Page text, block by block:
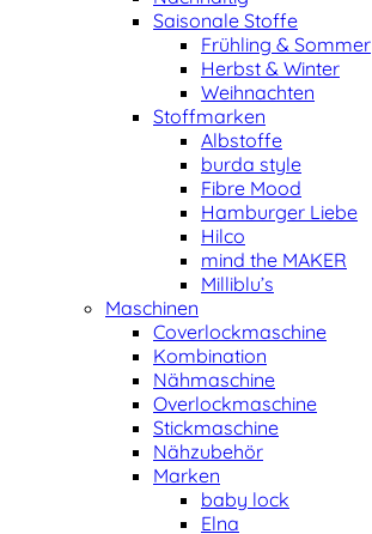
Saisonale Stoffe
Frühling & Sommer
Herbst & Winter
Weihnachten
Stoffmarken
Albstoffe
burda style
Fibre Mood
Hamburger Liebe
Hilco
mind the MAKER
Milliblu’s
Maschinen
Coverlockmaschine
Kombination
Nähmaschine
Overlockmaschine
Stickmaschine
Nähzubehör
Marken
baby lock
Elna